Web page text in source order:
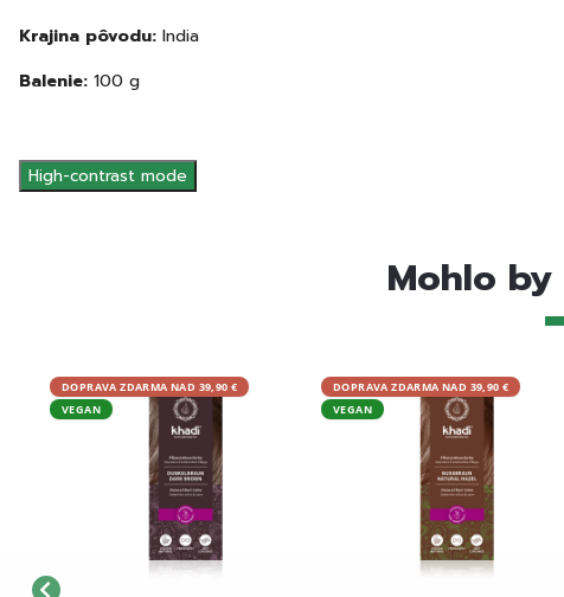
Krajina pôvodu: India
Balenie: 100 g
High-contrast mode
Mohlo
DOPRAVA ZDARMA NAD 39,90 €
VEGAN
DOPRAVA ZDARMA NAD 39,90 €
VEGAN